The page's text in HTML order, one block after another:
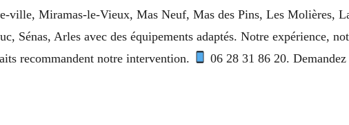
ville, Miramas-le-Vieux, Mas Neuf, Mas des Pins, Les Molières,
Sénas, Arles avec des équipements adaptés. Notre expérience,
recommandent notre intervention.
06 28 31 86 20.